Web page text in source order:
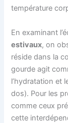
température
En examinant
estivaux, on
réside dans la
gourde agit
l’hydratation et
dos). Pour les
comme ceux
cette